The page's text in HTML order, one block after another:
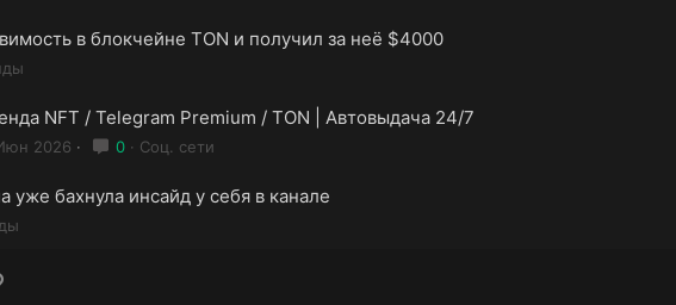
в блокчейне TON и получил за неё $4000
NFT / Telegram Premium / TON | Автовыдача 24/7
2026 0 Соц. сети
уже бахнула инсайд у себя в канале